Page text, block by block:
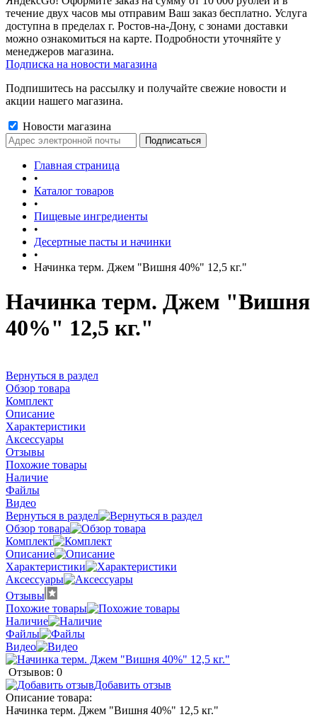
течение двух часов мы отправим Ваш заказ бесплатно. Услуга
доступна в пределах г. Ростов-на-Дону, с зонами доставки
можно ознакомиться на карте. Подробности уточняйте у
менеджеров магазина.
Подписка на новости магазина
Подпишитесь на рассылку и получайте свежие новости и
акции нашего магазина.
Новости магазина
Главная страница
•
Каталог товаров
•
Пищевые ингредиенты
•
Десертные пасты и начинки
•
Начинка терм. Джем "Вишня 40%" 12,5 кг."
Начинка терм. Джем "Вишня
40%" 12,5 кг."
Вернуться в раздел
Обзор товара
Комплект
Описание
Характеристики
Аксессуары
Отзывы
Похожие товары
Наличие
Файлы
Видео
Вернуться в раздел
Обзор товара
Комплект
Описание
Характеристики
Аксессуары
Отзывы
Похожие товары
Наличие
Файлы
Видео
Отзывов: 0
Добавить отзыв
Описание товара:
Начинка терм. Джем "Вишня 40%" 12,5 кг."